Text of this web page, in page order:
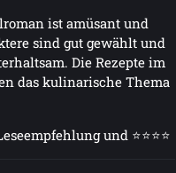
ist amüsant und
sind gut gewählt und
Die Rezepte im
das kulinarische Thema
und ⭐⭐⭐⭐